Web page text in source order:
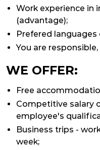
Work experience in
(advantage);
Prefered languages
You are
WE OFFER:
Free
Competitive salary
employee's
Business trips -
week;